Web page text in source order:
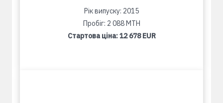
Рік випуску: 2015
Пробіг: 2 088 MTH
Стартова ціна:12 678 EUR